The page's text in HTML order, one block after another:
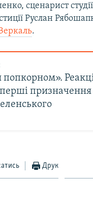
сценарист
Руслан
.
попкорном».
призначення
Друк